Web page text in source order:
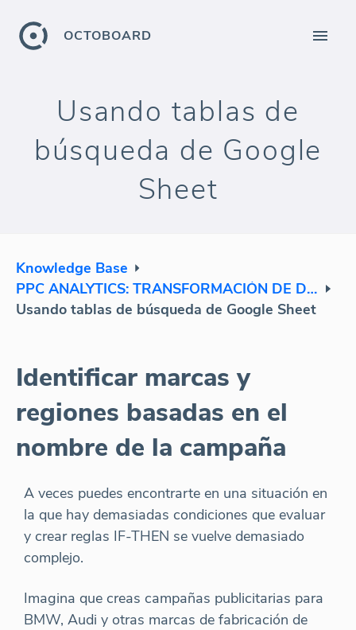
OCTOBOARD
Usando tablas de
búsqueda de Google
Sheet
Knowledge Base
PPC ANALYTICS: TRANSFORMACIÓN DE DATOS
Usando tablas de búsqueda de Google Sheet
Identificar marcas y
regiones basadas en el
nombre de la campaña
A veces puedes encontrarte en una situación en
la que hay demasiadas condiciones que evaluar
y crear reglas IF-THEN se vuelve demasiado
complejo.
Imagina que creas campañas publicitarias para
BMW, Audi y otras marcas de fabricación de